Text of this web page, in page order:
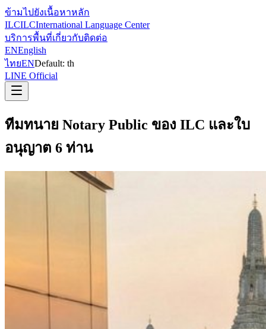
ข้ามไปยังเนื้อหาหลัก
ILCILCInternational Language Center
บริการพื้นที่เกี่ยวกับติดต่อ
ENEnglish
ไทยENDefault: th
LINE Official
ทีมทนาย Notary Public ของ ILC และใบ
อนุญาต 6 ท่าน